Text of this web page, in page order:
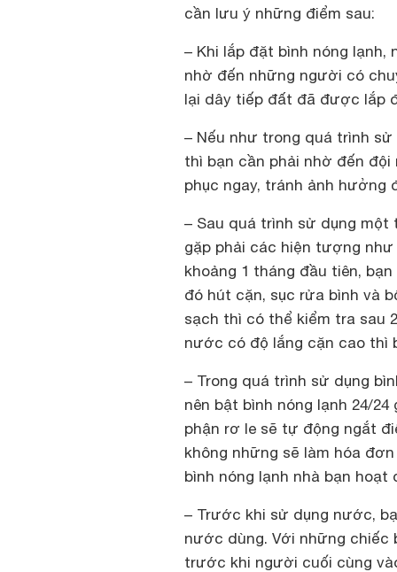
cần lưu ý những điểm sau:
– Khi lắp đặt bình nóng
nhờ đến những người có
lại dây tiếp đất đã được lắp
– Nếu như trong quá trình
thì bạn cần phải nhờ đến đội
phục ngay, tránh ảnh hưởng
– Sau quá trình sử dụng một
gặp phải các hiện tượng
khoảng 1 tháng đầu tiên,
đó hút cặn, sục rửa bình và
sạch thì có thể kiểm tra sau
nước có độ lắng cặn cao thì
– Trong quá trình sử dụng
nên bật bình nóng lạnh 24/
phận rơ le sẽ tự động ngắt
không những sẽ làm hóa
bình nóng lạnh nhà bạn
– Trước khi sử dụng nước,
nước dùng. Với những chiếc
trước khi người cuối cùng